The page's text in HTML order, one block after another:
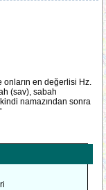
onların en değerlisi Hz.
(sav), sabah
namazından sonra